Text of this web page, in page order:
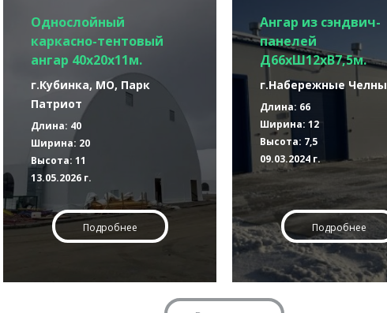
Однослойный
каркасно-тентовый
ангар 40х20х11м.
г.Кубинка, МО, Парк
Патриот
Длина: 40
Ширина: 20
Высота: 11
13.05.2026 г.
Подробнее
Ангар из сэндвич-
панелей
Д66хШ12хВ7,5м.
г.Набережные Челны
Длина: 66
Ширина: 12
Высота: 7,5
09.03.2024 г.
Подробнее